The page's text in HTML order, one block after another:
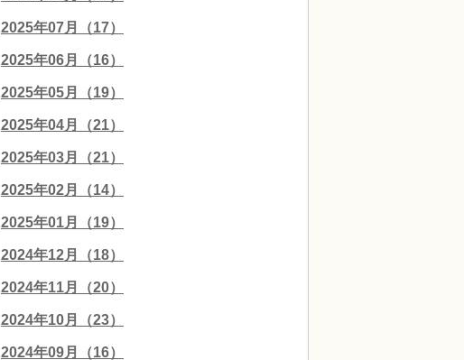
2025年07月（17）
2025年06月（16）
2025年05月（19）
2025年04月（21）
2025年03月（21）
2025年02月（14）
2025年01月（19）
2024年12月（18）
2024年11月（20）
2024年10月（23）
2024年09月（16）